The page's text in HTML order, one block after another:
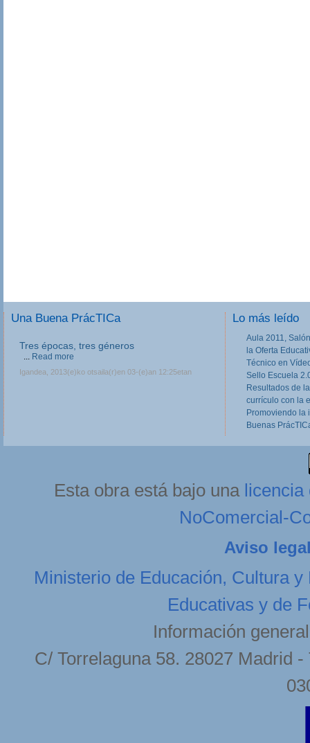
Una Buena PrácTICa
Tres épocas, tres géneros
... Read more
Igandea, 2013(e)ko otsaila(r)en 03-(e)an 12:25etan
Lo más leído
Aula 2011,
la Oferta
Técnico en
Sello Escuela
Resultados de
currículo con la
Promoviendo la
Buenas
Esta obra está bajo una licencia
NoComercial-
Aviso
Ministerio de Educación, Cultura y
Educativas y de
Información
C/ Torrelaguna 58. 28027 Madrid